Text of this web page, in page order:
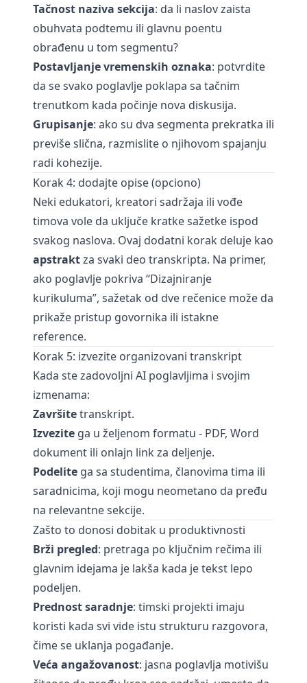
Tačnost naziva sekcija: da li naslov zaista
obuhvata podtemu ili glavnu poentu
obrađenu u tom segmentu?
Postavljanje vremenskih oznaka: potvrdite
da se svako poglavlje poklapa sa tačnim
trenutkom kada počinje nova diskusija.
Grupisanje: ako su dva segmenta prekratka ili
previše slična, razmislite o njihovom spajanju
radi kohezije.
Korak 4: dodajte opise (opciono)
Neki edukatori, kreatori sadržaja ili vođe
timova vole da uključe kratke sažetke ispod
svakog naslova. Ovaj dodatni korak deluje kao
apstraktza svaki deo transkripta. Na primer,
ako poglavlje pokriva “Dizajniranje
kurikuluma”, sažetak od dve rečenice može da
prikaže pristup govornika ili istakne
reference.
Korak 5: izvezite organizovani transkript
Kada ste zadovoljni AI poglavljima i svojim
izmenama:
Završitetranskript.
Izvezite ga u željenom formatu - PDF, Word
dokument ili onlajn link za deljenje.
Podelite ga sa studentima, članovima tima ili
saradnicima, koji mogu neometano da pređu
na relevantne sekcije.
Zašto to donosi dobitak u produktivnosti
Brži pregled: pretraga po ključnim rečima ili
glavnim idejama je lakša kada je tekst lepo
podeljen.
Prednost saradnje: timski projekti imaju
koristi kada svi vide istu strukturu razgovora,
čime se uklanja pogađanje.
Veća angažovanost: jasna poglavlja motivišu